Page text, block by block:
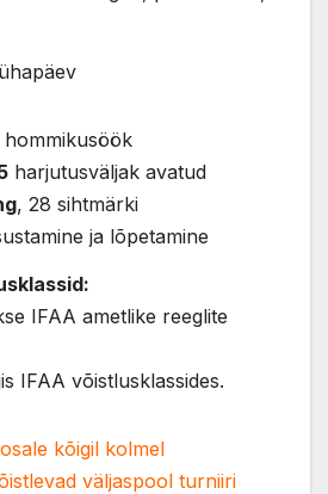
hommikusöök
harjutusväljak avatud
, 28 sihtmärki
ja lõpetamine
IFAA ametlike reeglite
IFAA võistlusklassides.
kõigil kolmel
väljaspool turniiri